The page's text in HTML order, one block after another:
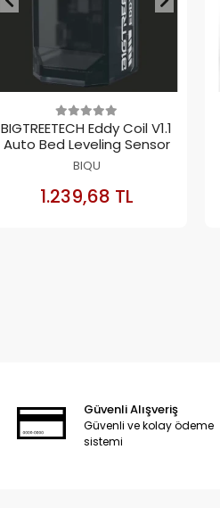
BIGTREETECH Eddy Coil V1.1
Auto Bed Leveling Sensor
BIQU
1.239,68 TL
SEPETE
EKLE
Güvenli Alışveriş
Güvenli ve kolay ödeme
sistemi